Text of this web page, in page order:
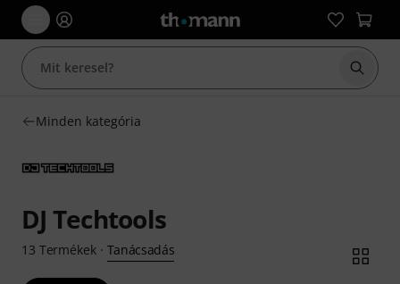
Minden kategória
DJ Techtools
13 Termékek· Tanácsadás